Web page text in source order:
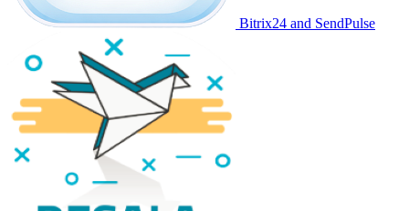
Bitrix24 and SendPulse